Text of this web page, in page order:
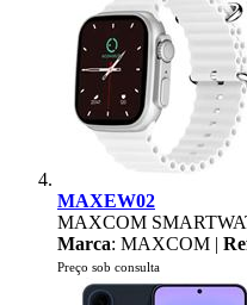
MAXEW02
MAXCOM
Marca: MAXCOM |
Preço sob consulta